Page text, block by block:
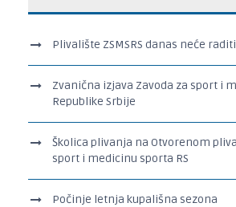
Plivalište ZSMSRS danas neće raditi
Zvanična izjava Zavoda za sport i
Republike Srbije
Školica plivanja na Otvorenom
sport i medicinu sporta RS
Počinje letnja kupališna sezona